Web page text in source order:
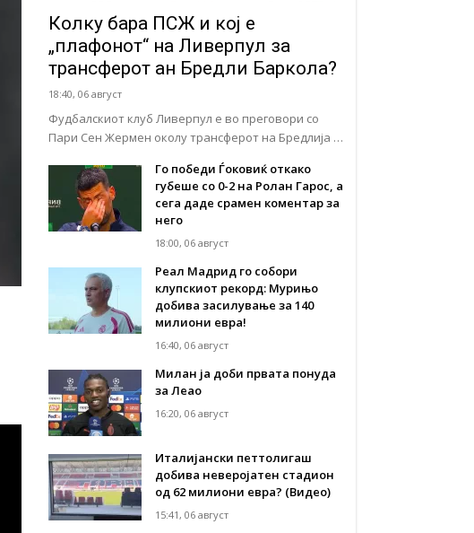
Колку бара ПСЖ и кој е
„плафонот“ на Ливерпул за
трансферот ан Бредли Баркола?
18:40, 06 август
Фудбалскиот клуб Ливерпул е во преговори со
Пари Сен Жермен околу трансферот на Бредлија …
Го победи Ѓоковиќ откако
губеше со 0-2 на Ролан Гарос, а
сега даде срамен коментар за
него
18:00, 06 август
Реал Мадрид го собори
клупскиот рекорд: Мурињо
добива засилување за 140
милиони евра!
16:40, 06 август
Милан ја доби првата понуда
за Леао
16:20, 06 август
Италијански петтолигаш
добива неверојатен стадион
од 62 милиони евра? (Видео)
15:41, 06 август